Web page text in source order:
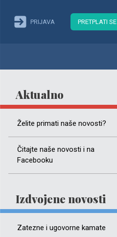
PRIJAVA PRETPLATI SE
Aktualno
Želite primati naše novosti?
Čitajte naše novosti i na
Facebooku
Izdvojene novosti
Zatezne i ugovorne kamate